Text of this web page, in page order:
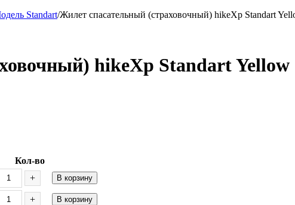
Standart/Жилет спасательный (страховочный) hikeXp Standart
hikeXp Standart Yellow
Кол-во
+ В корзину
+ В корзину